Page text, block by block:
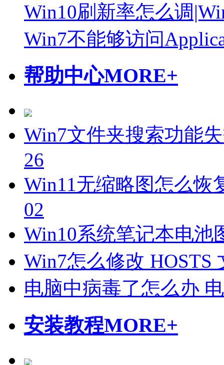
Win10刷新率怎么调
Win7不能够访问
帮助中心MORE+
Win7文件夹搜索功能
26
Win11无缩略图怎么恢
02
Win10系统笔记本电池
Win7怎么修改
电脑中病毒了怎么办
安装教程MORE+